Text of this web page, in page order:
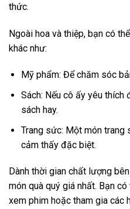
thức.
Ngoài hoa và thiệp, bạn có
khác như:
Mỹ phẩm: Để chăm sóc
Sách: Nếu cô ấy yêu thích
sách hay.
Trang sức: Một món trang
cảm thấy đặc biệt.
Dành thời gian chất lượng
món quà quý giá nhất. Bạn
xem phim hoặc tham gia các